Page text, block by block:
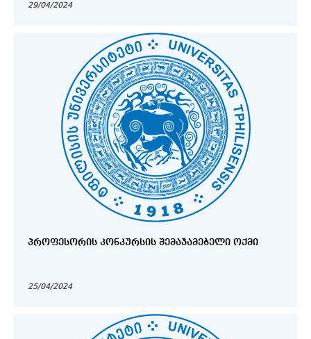
29/04/2024
ᲞᲠᲝᲤᲔᲡᲝᲠᲘᲡ ᲙᲝᲜᲙᲣᲠᲡᲘᲡ ᲨᲔᲛᲐᲯᲐᲛᲔᲑᲔᲚᲘ ᲝᲥᲛᲘ
25/04/2024